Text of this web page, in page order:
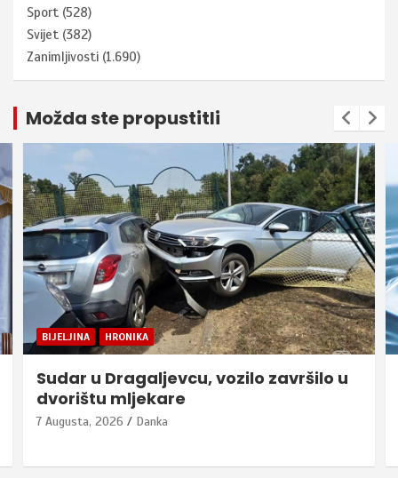
Sport (528)
Svijet (382)
Zanimljivosti (1.690)
Možda ste propustitli
BIJELJINA HRONIKA
Sudar u Dragaljevcu, vozilo završilo u
dvorištu mljekare
7 Augusta, 2026 Danka